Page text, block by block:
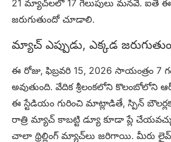
21 మ్యాచ్‌లలో 17 గెలుపులు మనవే. ఐతే
జరుగుతుందో చూడాలి.
మ్యాచ్ ఎప్పుడు, ఎక్కడ
ఈ రోజు, ఫిబ్రవరి 15, 2026 సాయంత్రం 7
అవుతుంది. వేదిక శ్రీలంకలోని కొలంబోలోని
ఈ స్టేడియం గురించి మాట్లాడితే, స్పిన్
రాత్రి మ్యాచ్ కాబట్టి డ్యూ కూడా ప్లే
చాలా థ్రిల్లింగ్ మ్యాచ్‌లు జరిగాయి. మీరు లైవ్